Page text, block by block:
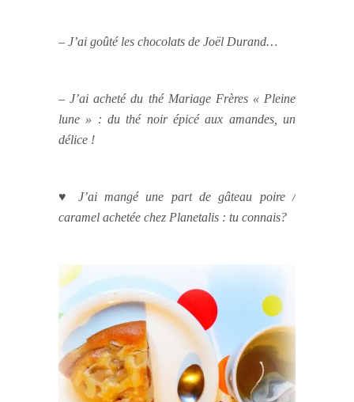
– J’ai goûté les chocolats de Joël Durand…
– J’ai acheté du thé Mariage Frères « Pleine
lune » : du thé noir épicé aux amandes, un
délice !
♥ J’ai mangé une part de gâteau poire /
caramel achetée chez Planetalis : tu connais?